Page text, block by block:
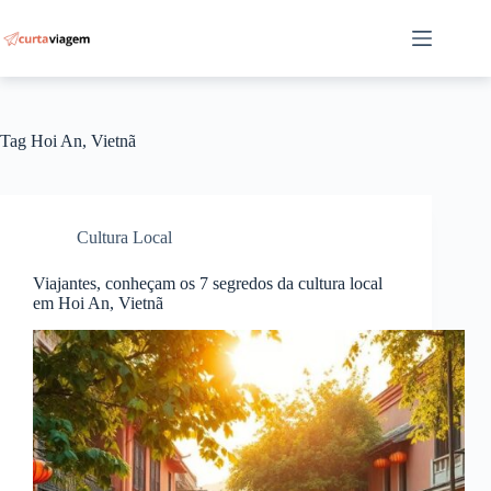
para
o
Tag Hoi An, Vietnã
Cultura Local
Viajantes, conheçam os 7 segredos da cultura local
em Hoi An, Vietnã